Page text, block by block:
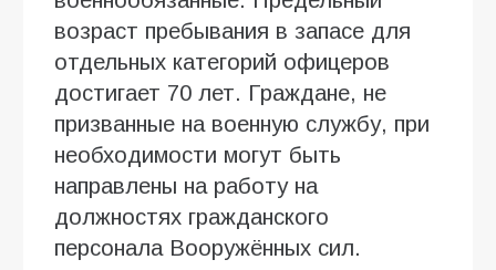
возраст пребывания в запасе для
отдельных категорий офицеров
достигает 70 лет. Граждане, не
призванные на военную службу, при
необходимости могут быть
направлены на работу на
должностях гражданского
персонала Вооружённых сил.